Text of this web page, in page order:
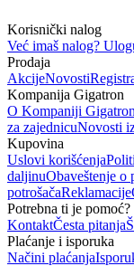
Korisnički nalog
Već imaš nalog?
Prodaja
AkcijeNovosti
Kompanija Gigatron
O Kompaniji Gigatron
za zajednicuNovosti
Kupovina
Uslovi korišćenja
daljinuObaveštenje o
potrošačaReklamacije
Potrebna ti je pomoć?
KontaktČesta pitanja
Plaćanje i isporuka
Načini plaćanja